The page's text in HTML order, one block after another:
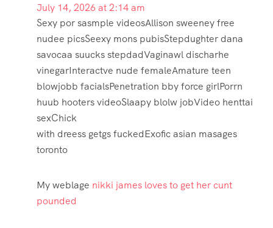
July 14, 2026 at 2:14 am
Sexy por sasmple videosAllison sweeney free
nudee picsSeexy mons pubisStepdughter dana
savocaa suucks stepdadVaginawl discharhe
vinegarInteractve nude femaleAmature teen
blowjobb facialsPenetration bby force girlPorrn
huub hooters videoSlaapy blolw jobVideo henttai
sexChick
with dreess getgs fuckedExofic asian masages
toronto
My weblage nikki james loves to get her cunt
pounded